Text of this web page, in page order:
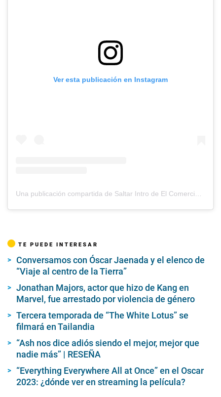
Ver esta publicación en Instagram
TE PUEDE INTERESAR
Conversamos con Óscar Jaenada y el elenco de
“Viaje al centro de la Tierra”
Jonathan Majors, actor que hizo de Kang en
Marvel, fue arrestado por violencia de género
Tercera temporada de “The White Lotus” se
filmará en Tailandia
“Ash nos dice adiós siendo el mejor, mejor que
nadie más” | RESEÑA
“Everything Everywhere All at Once” en el Oscar
2023: ¿dónde ver en streaming la película?